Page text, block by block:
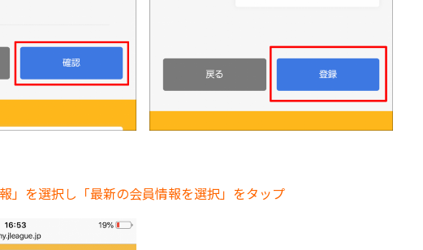
」を選択し「最新の会員情報を選択」をタップ